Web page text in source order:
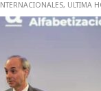
, ULTIMA